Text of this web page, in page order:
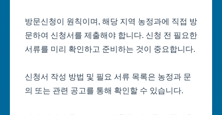
방문신청이 원칙이며, 해당 지역 농정과에 직접 방
문하여 신청서를 제출해야 합니다. 신청 전 필요한
서류를 미리 확인하고 준비하는 것이 중요합니다.
신청서 작성 방법 및 필요 서류 목록은 농정과 문
의 또는 관련 공고를 통해 확인할 수 있습니다.